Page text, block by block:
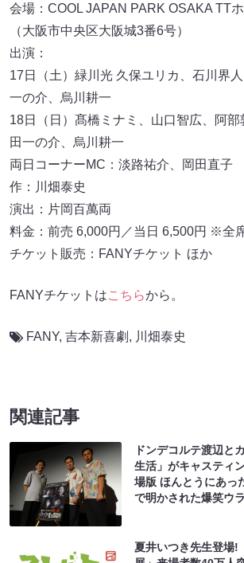
会場：COOL JAPAN PARK OSAKA TT
（大阪市中央区大阪城3番6号）
出演：
17日（土）緑川光 久保ユリカ、石川界
一の介、烏川耕一
18日（日）髙橋ミナミ、山口智広、阿
田一の介、烏川耕一
両日コーナーMC：淡路祐介、岡田直子
作：川畑泰史
演出：片岡百萬両
料金：前売 6,000円／当日 6,500円 ※全
チケット販売：FANYチケット ほか
FANYチケットはこちらから。
FANY, 吉本新喜劇 , 川畑泰史
関連記事
ドンデコルテ渡辺と
生活」がキャスティ
場版 ほんとうにあっ
で明かされた爆笑ウ
夏井いつき先生登場!